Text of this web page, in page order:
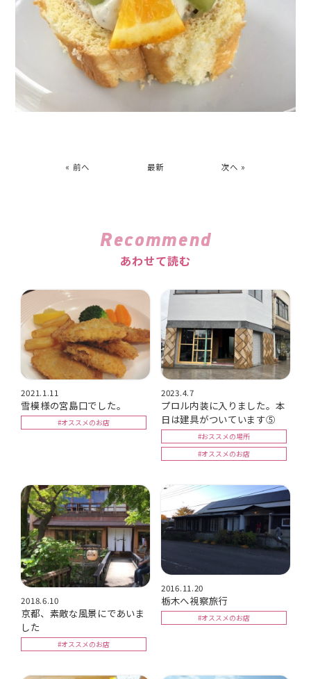
« 前へ 最新 次へ »
Recommend
あわせて読む
2021.1.11
雪模様の宮島口でした。
#オススメのお店
2023.4.7
プロル内装に入りました。本
日は建具がついています⑤
#おススメの場所
#オススメのお店
2018.6.10
京都、素敵な風景にであいま
した
#オススメのお店
2016.11.20
栃木へ視察旅行
#オススメのお店